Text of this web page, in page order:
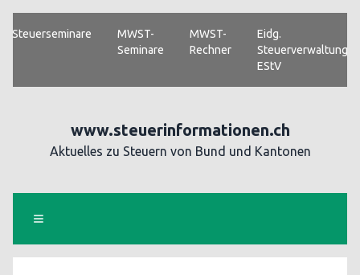
Steuerseminare
MWST-
Seminare
MWST-
Rechner
Eidg.
Steuerverwaltung
EStV
www.steuerinformationen.ch
Aktuelles zu Steuern von Bund und Kantonen